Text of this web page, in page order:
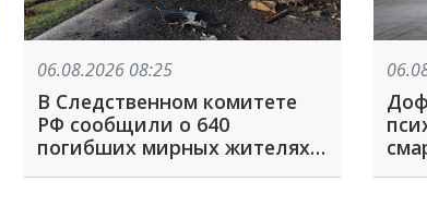
06.08.2026 08:25
В Следственном комитете
РФ сообщили о 640
погибших мирных жителях в
Курской области после атак